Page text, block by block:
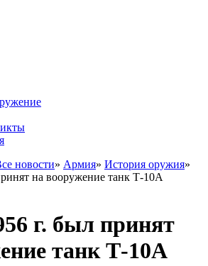
новости» Армия» История оружия»
на вооружение танк Т-10А
г. был принят
танк Т-10А